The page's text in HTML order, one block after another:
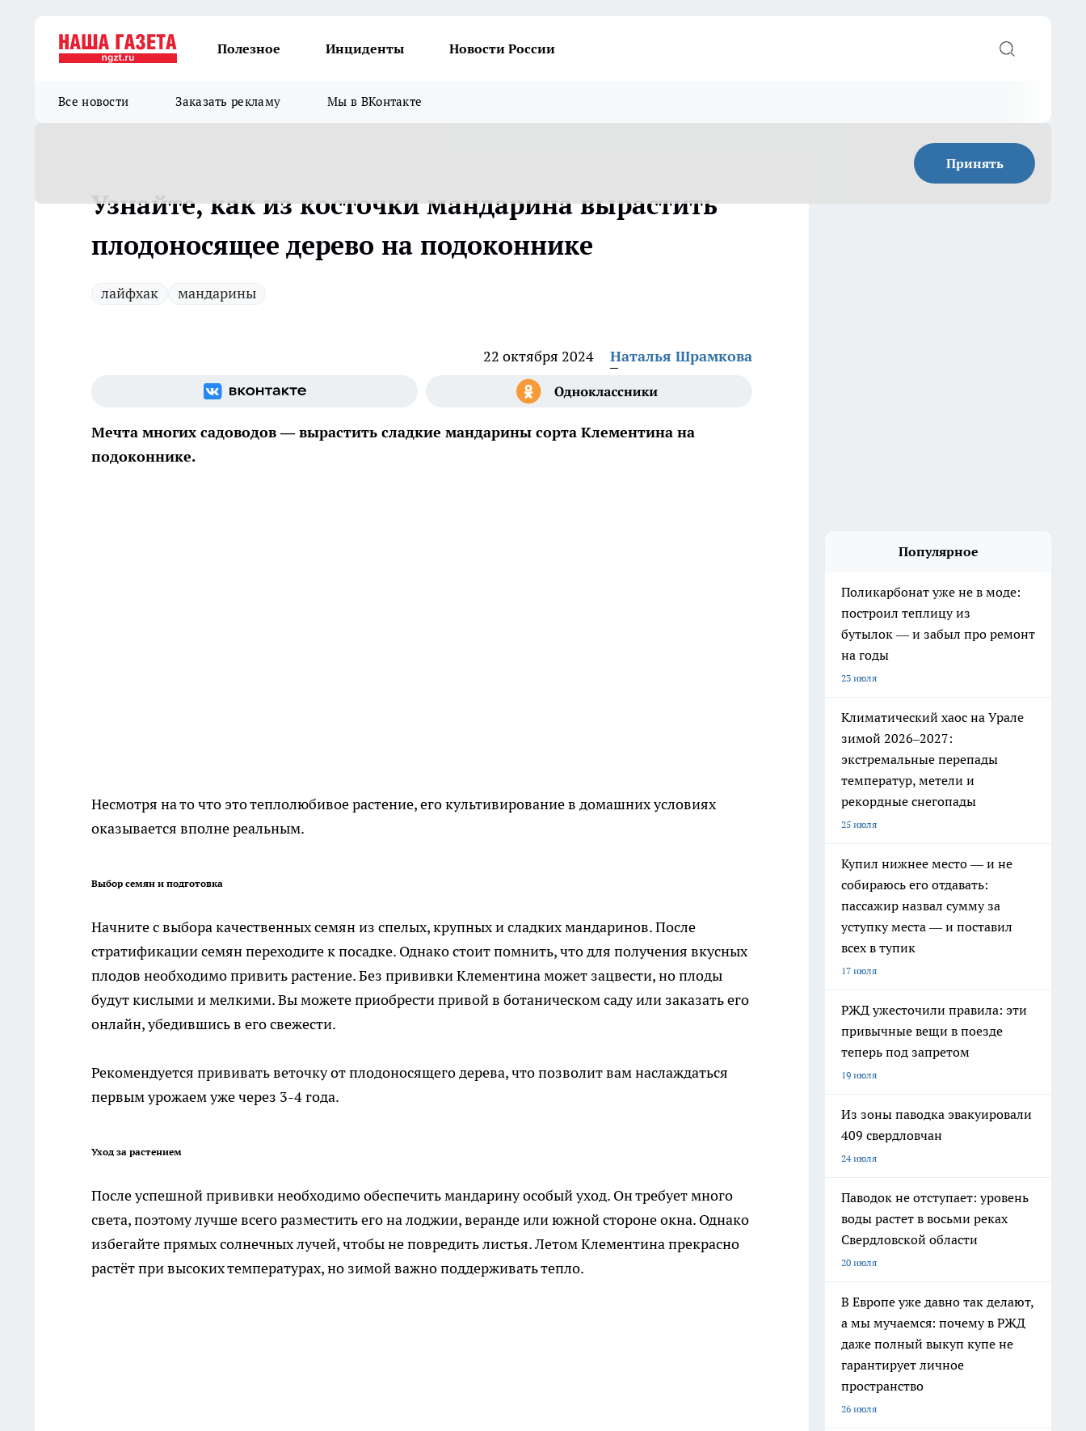
Полезное Инциденты Новости России
Все новости Заказать рекламу Мы в ВКонтакте
Принять
Узнайте, как из косточки мандарина вырастить
плодоносящее дерево на подоконнике
лайфхак мандарины
22 октября 2024 Наталья Шрамкова
Мечта многих садоводов — вырастить сладкие мандарины сорта Клементина на
подоконнике.
Несмотря на то что это теплолюбивое растение, его культивирование в домашних условиях
оказывается вполне реальным.
Выбор семян и подготовка
Начните с выбора качественных семян из спелых, крупных и сладких мандаринов. После
стратификации семян переходите к посадке. Однако стоит помнить, что для получения вкусных
плодов необходимо привить растение. Без прививки Клементина может зацвести, но плоды
будут кислыми и мелкими. Вы можете приобрести привой в ботаническом саду или заказать его
онлайн, убедившись в его свежести.
Рекомендуется прививать веточку от плодоносящего дерева, что позволит вам наслаждаться
первым урожаем уже через 3-4 года.
Уход за растением
После успешной прививки необходимо обеспечить мандарину особый уход. Он требует много
света, поэтому лучше всего разместить его на лоджии, веранде или южной стороне окна. Однако
избегайте прямых солнечных лучей, чтобы не повредить листья. Летом Клементина прекрасно
растёт при высоких температурах, но зимой важно поддерживать тепло.
Популярное
Поликарбонат уже не в моде:
построил теплицу из
бутылок — и забыл про ремонт
на годы
23 июля
Климатический хаос на Урале
зимой 2026–2027:
экстремальные перепады
температур, метели и
рекордные снегопады
25 июля
Купил нижнее место — и не
собираюсь его отдавать:
пассажир назвал сумму за
уступку места — и поставил
всех в тупик
17 июля
РЖД ужесточили правила: эти
привычные вещи в поезде
теперь под запретом
19 июля
Из зоны паводка эвакуировали
409 свердловчан
24 июля
Паводок не отступает: уровень
воды растет в восьми реках
Свердловской области
20 июля
В Европе уже давно так делают,
а мы мучаемся: почему в РЖД
даже полный выкуп купе не
гарантирует личное
пространство
26 июля